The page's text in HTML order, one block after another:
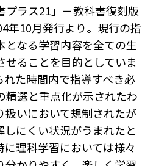
プラス21」－教科書復刻版
年10月発行より。現行の指
となる学習内容を全ての生
ることを目的としていま
れた時間内で指導すべき必
精選と重点化が示されたわ
扱いにおいて規制されたが
しにくい状況がうまれたと
理科学習においては様々